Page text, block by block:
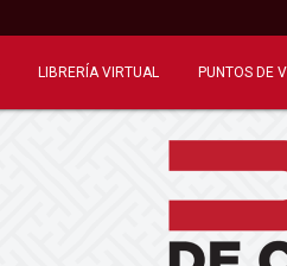
LIBRERÍA VIRTUAL PUNTOS DE